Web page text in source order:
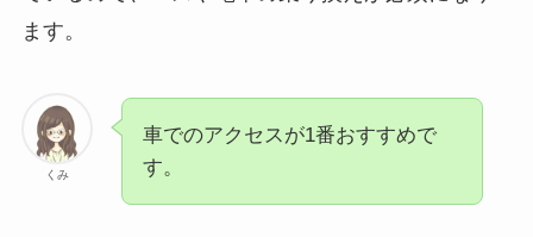
ます。
くみ
車でのアクセスが1番おすすめで
す。